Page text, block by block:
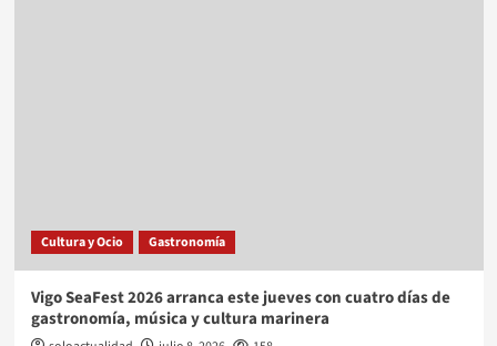
Cultura y Ocio Gastronomía
Vigo SeaFest 2026 arranca este jueves con cuatro días de
gastronomía, música y cultura marinera